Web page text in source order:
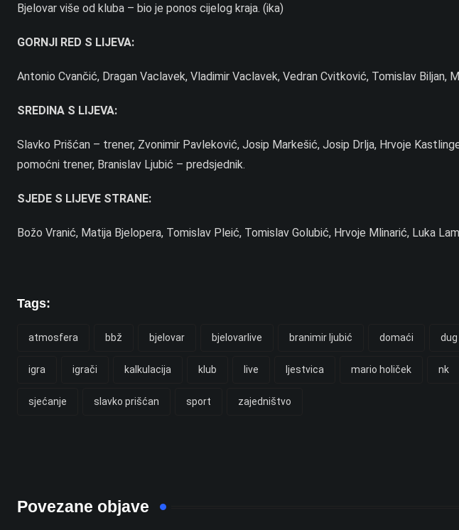
Bjelovar više od kluba – bio je ponos cijelog kraja. (ika)
GORNJI RED S LIJEVA:
Antonio Cvančić, Dragan Vaclavek, Vladimir Vaclavek, Vedran Cvitković, Tomislav Biljan,
SREDINA S LIJEVA:
Slavko Prišćan – trener, Zvonimir Pavleković, Josip Markešić, Josip Drlja, Hrvoje
pomoćni trener, Branislav Ljubić – predsjednik.
SJEDE S LIJEVE STRANE:
Božo Vranić, Matija Bjelopera, Tomislav Pleić, Tomislav Golubić, Hrvoje Mlinarić, Luka
Tags:
atmosfera bbž bjelovar bjelovarlive branimir ljubić domaći dug
igra igrači kalkulacija klub live ljestvica mario holiček nk
sjećanje slavko prišćan sport zajedništvo
Povezane objave